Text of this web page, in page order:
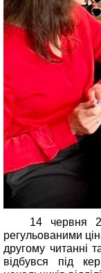
14 червня
регульованими
другому читанні
відбувся під